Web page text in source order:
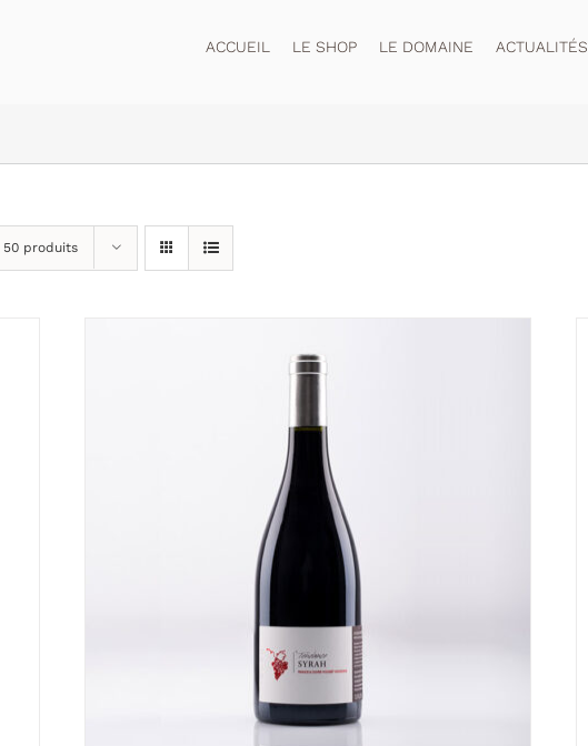
ACCUEIL LE SHOP LE DOMAINE ACTUALITÉS
50 produits